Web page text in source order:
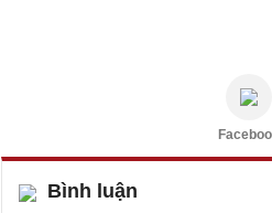
Bình luận